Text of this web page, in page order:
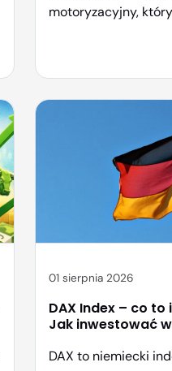
motoryzacyjny,
kolejne rynki. Nie
więcej polskich
sobie pytanie: czy
BYD i jak to zrobić
tym artykule
dokładnie jest
01 sierpnia 2026
DAX Index – co to
Jak inwestować
DAX to niemiecki